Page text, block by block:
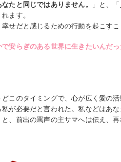
たと同じではありません。 」と、「
ます。
せだと感じるための行動を起こすこ
安らぎのある世界に生きたいんだっ
このタイミングで、心が広く愛の
が必要だと言われた。私などはあ
、前出の罵声の主サマへは伝え、